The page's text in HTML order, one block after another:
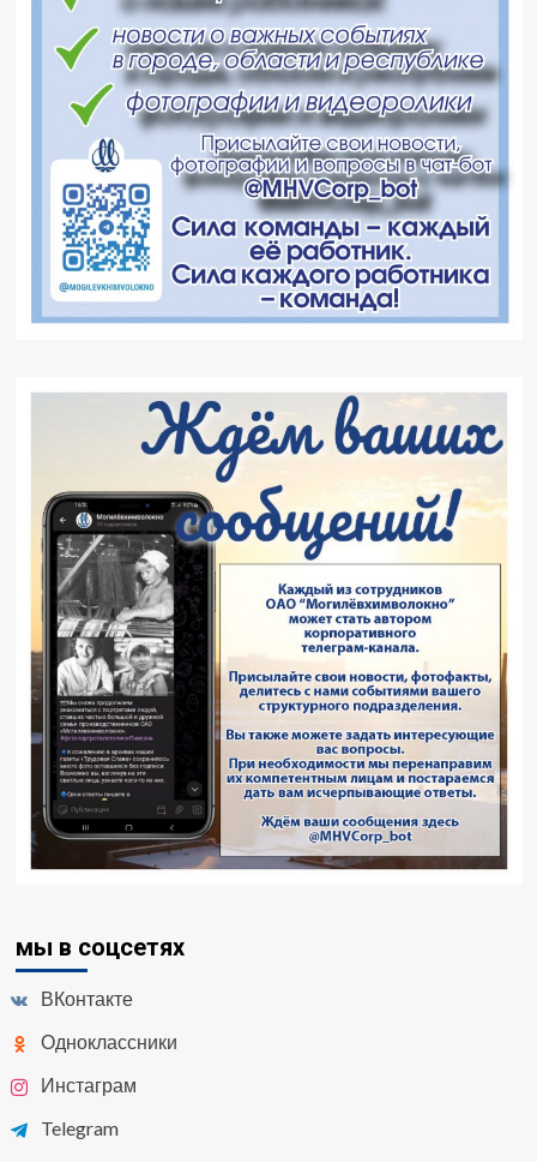
мы в соцсетях
ВКонтакте
Одноклассники
Инстаграм
Telegram